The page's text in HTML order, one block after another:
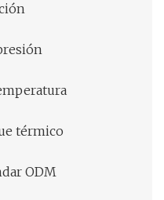
térmico
ODM